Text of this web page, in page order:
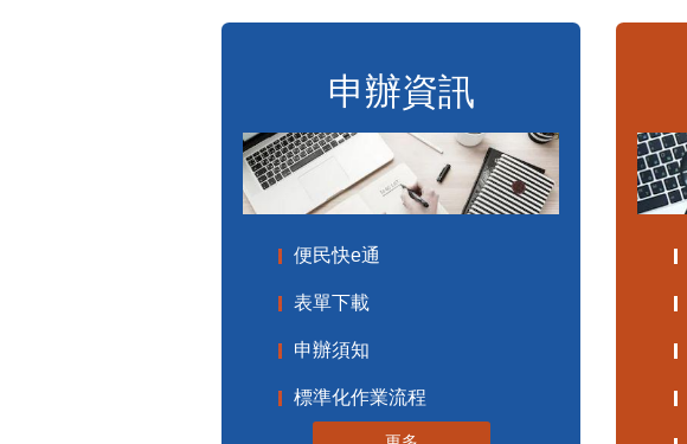
申辦資訊
便民快e通
表單下載
申辦須知
標準化作業流程